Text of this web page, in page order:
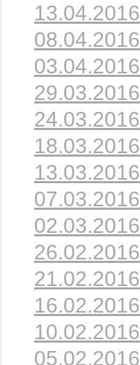
13.04.2016
08.04.2016
03.04.2016
29.03.2016
24.03.2016
18.03.2016
13.03.2016
07.03.2016
02.03.2016
26.02.2016
21.02.2016
16.02.2016
10.02.2016
05.02.2016